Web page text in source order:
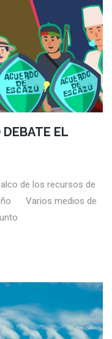
DEBATE EL
de los recursos de
Varios medios de